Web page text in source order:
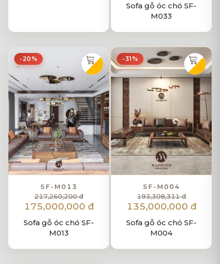
Sofa gỗ óc chó SF-
M033
-20%
SF-M013
217,260,200 đ
175,000,000 đ
Sofa gỗ óc chó SF-
M013
-31%
SF-M004
193,308,311 đ
135,000,000 đ
Sofa gỗ óc chó SF-
M004